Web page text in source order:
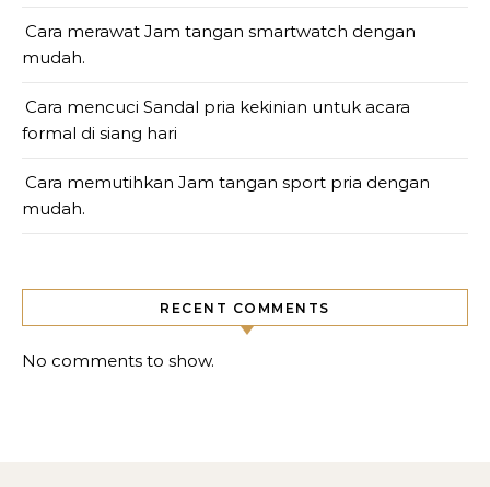
Cara merawat Jam tangan smartwatch dengan
mudah.
Cara mencuci Sandal pria kekinian untuk acara
formal di siang hari
Cara memutihkan Jam tangan sport pria dengan
mudah.
RECENT COMMENTS
No comments to show.